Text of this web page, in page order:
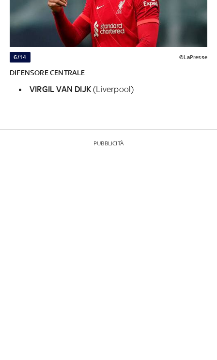
6/14 ©LaPresse
DIFENSORE CENTRALE
VIRGIL VAN DIJK(Liverpool)
PUBBLICITÀ